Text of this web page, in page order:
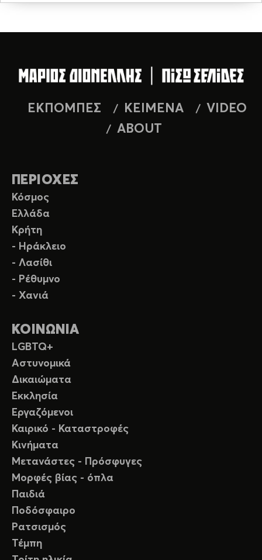
ΕΚΠΟΜΠΕΣ ΚΕΙΜΕΝΑ
VIDEO
ABOUT
ΠΕΡΙΟΧΕΣ
Κόσμος
Ελλάδα
Κρήτη
- Ηράκλειο
- Λασίθι
- Ρέθυμνο
- Χανιά
ΚΟΙΝΩΝΙΑ
LGBTQ+
Αστυνομικά
Δικαιώματα
Εκκλησία
Εργαζόμενοι
Καιρικό - Καταστροφές
Κινήματα
Μετανάστες - Πρόσφυγες
Μορφές βίας - όπλα
Παιδιά
Ποδόσφαιρο
Ρατσισμός
Τέμπη